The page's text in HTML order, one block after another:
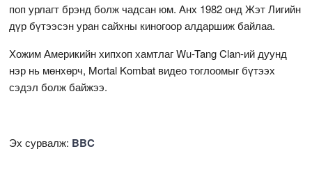
поп урлагт брэнд болж чадсан юм. Анх 1982 онд Жэт Лигийн
дүр бүтээсэн уран сайхны киногоор алдаршиж байлаа.
Хожим Америкийн хипхоп хамтлаг Wu-Tang Clan-ий дуунд
нэр нь мөнхөрч, Mortal Kombat видео тоглоомыг бүтээх
сэдэл болж байжээ.
Эх сурвалж: BBC